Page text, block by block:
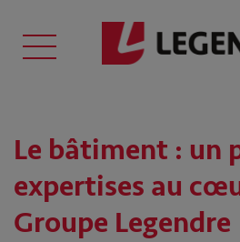
Le bâtiment : un
expertises au
Groupe Legendre